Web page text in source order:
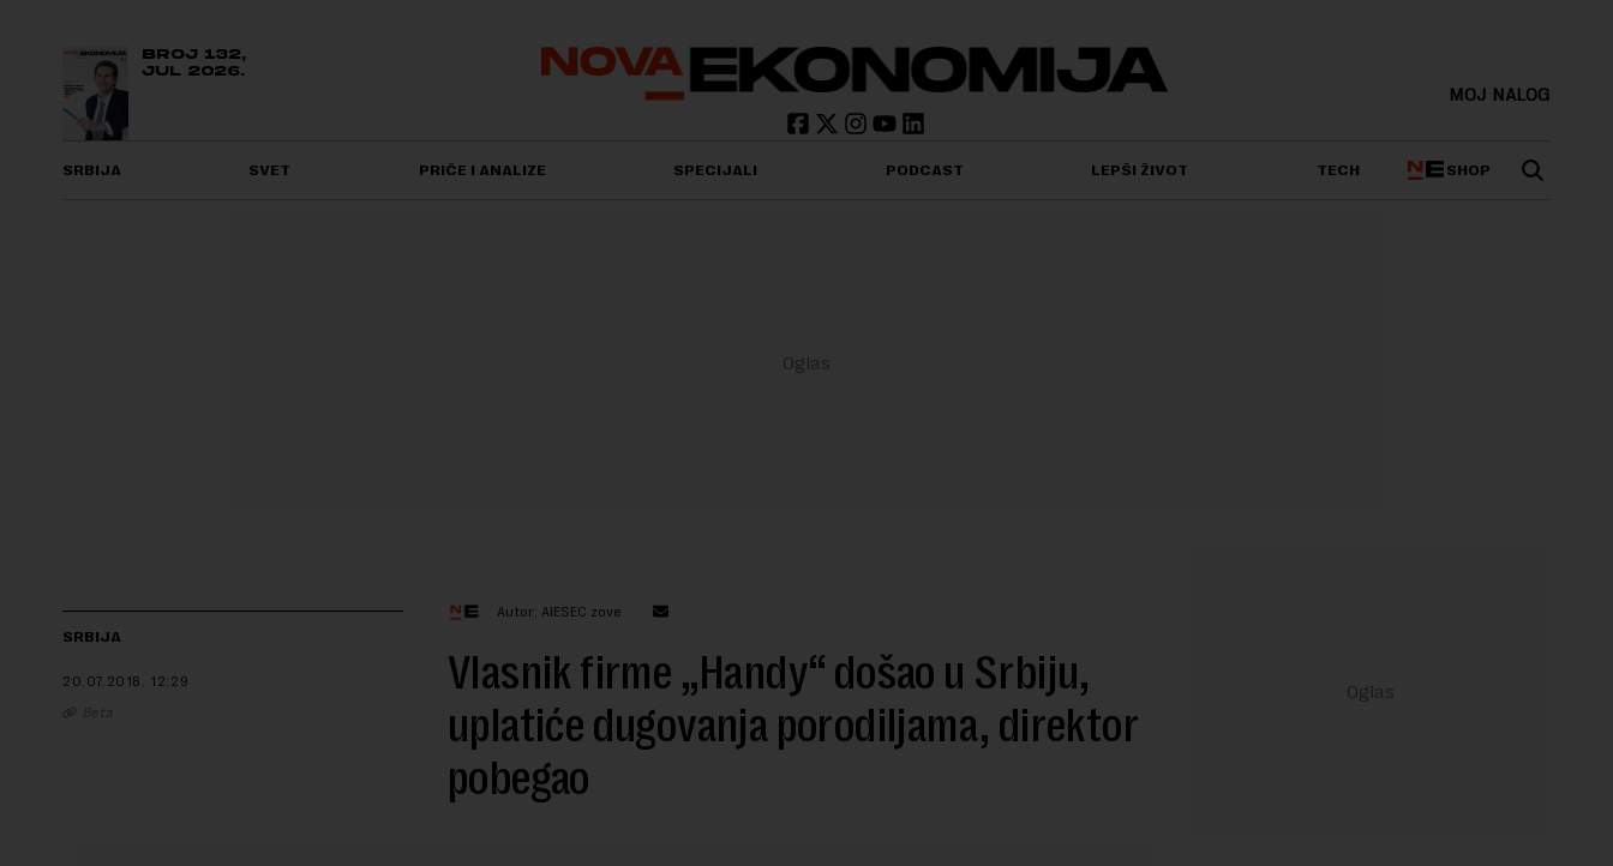
BROJ 132,
JUL 2026.
MOJ NALOG
SRBIJA SVET PRIČE I ANALIZE SPECIJALI PODCAST LEPŠI ŽIVOT TECH SHOP
SRBIJA
20.07.2018. 12:29
Beta
Autor: AIESEC zove
Vlasnik firme „Handy“ došao u Srbiju,
uplatiće dugovanja porodiljama, direktor
pobegao